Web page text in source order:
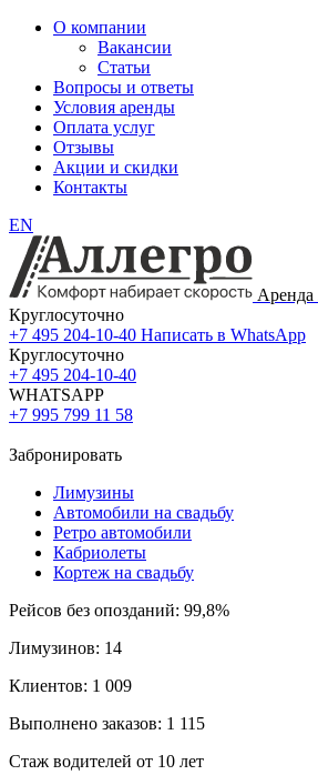
О компании
Вакансии
Статьи
Вопросы и ответы
Условия аренды
Оплата услуг
Отзывы
Акции и скидки
Контакты
EN
Аренда
Круглосуточно
+7 495 204-10-40 Написать в WhatsApp
Круглосуточно
+7 495 204-10-40
WHATSAPP
+7 995 799 11 58
Забронировать
Лимузины
Автомобили на свадьбу
Ретро автомобили
Кабриолеты
Кортеж на свадьбу
Рейсов без опозданий: 99,8%
Лимузинов: 14
Клиентов: 1 009
Выполнено заказов: 1 115
Стаж водителей от 10 лет